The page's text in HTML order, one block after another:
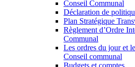
Conseil Communal
Déclaration de
Plan Stratégique
Règlement d’Ordre
Communal
Les ordres du jour et
Conseil communal
Budgets et comptes